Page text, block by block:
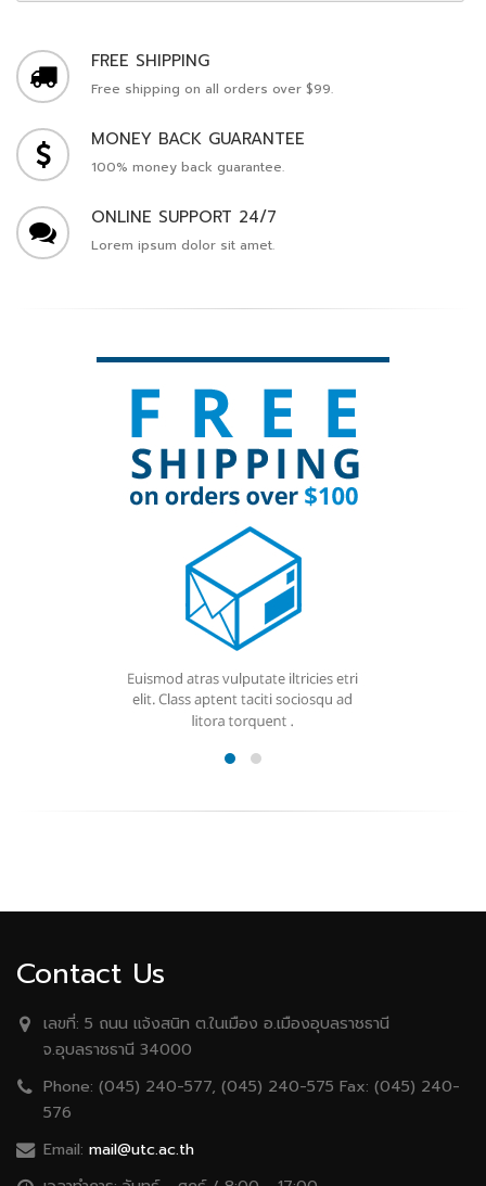
FREE SHIPPING
Free shipping on all orders over $99.
MONEY BACK GUARANTEE
100% money back guarantee.
ONLINE SUPPORT 24/7
Lorem ipsum dolor sit amet.
Contact Us
เลขที่: 5 ถนน เเจ้งสนิท ต.ในเมือง อ.เมืองอุบลราชธานี
จ.อุบลราชธานี 34000
Phone: (045) 240-577, (045) 240-575 Fax: (045) 240-
576
Email: mail@utc.ac.th